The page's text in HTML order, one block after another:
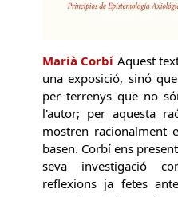
Marià Corbí Aquest
una exposició, sinó
per terrenys que no
l'autor; per aquesta
mostren racionalment
basen. Corbí ens
seva investigació
reflexions ja fetes